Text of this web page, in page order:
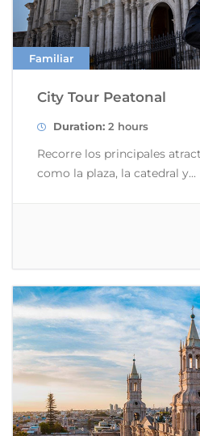
Familiar
City Tour Peatonal
Duration: 2 hours
Recorre los principales
como la plaza, la catedral y...